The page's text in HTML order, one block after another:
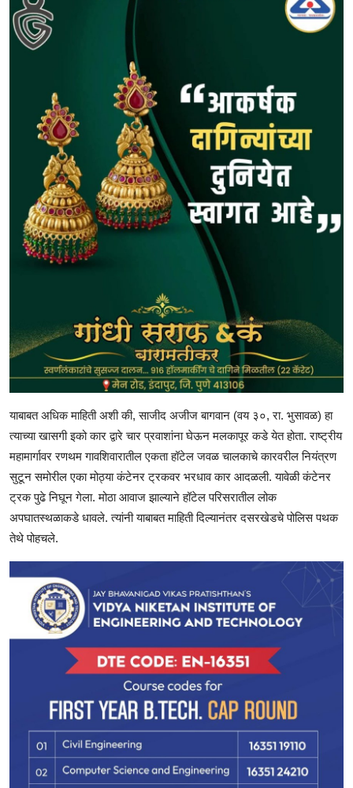
याबाबत अधिक माहिती अशी की, साजीद अजीज बागवान (वय ३०, रा. भुसावळ) हा
त्याच्या खासगी इको कार द्वारे चार प्रवाशांना घेऊन मलकापूर कडे येत होता. राष्ट्रीय
महामार्गावर रणथम गावशिवारातील एकता हॉटेल जवळ चालकाचे कारवरील नियंत्रण
सुटून समोरील एका मोठ्या कंटेनर ट्रकवर भरधाव कार आदळली. यावेळी कंटेनर
ट्रक पुढे निघून गेला. मोठा आवाज झाल्याने हॉटेल परिसरातील लोक
अपघातस्थळाकडे धावले. त्यांनी याबाबत माहिती दिल्यानंतर दसरखेडचे पोलिस पथक
तेथे पोहचले.